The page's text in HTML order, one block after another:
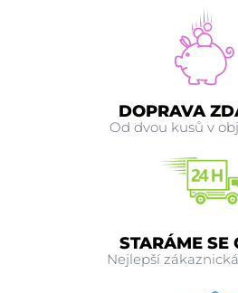
DOPRAVA
Od dvou kusů v
STARÁME SE
Nejlepší